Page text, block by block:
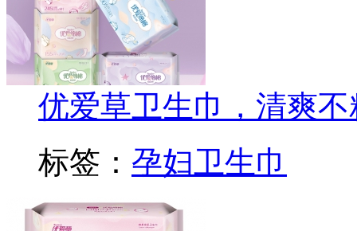
优爱草卫生巾，清爽
标签： 孕妇卫生巾